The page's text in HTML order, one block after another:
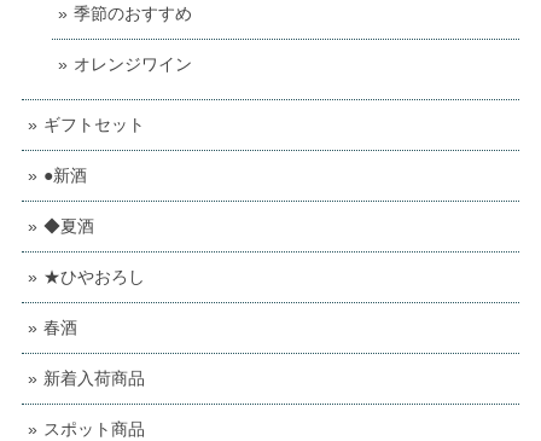
季節のおすすめ
オレンジワイン
ギフトセット
●新酒
◆夏酒
★ひやおろし
春酒
新着入荷商品
スポット商品